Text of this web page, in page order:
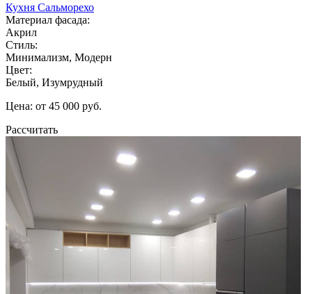
Кухня Сальморехо
Материал фасада:
Акрил
Стиль:
Минимализм, Модерн
Цвет:
Белый, Изумрудный
Цена: от 45 000 руб.
Рассчитать